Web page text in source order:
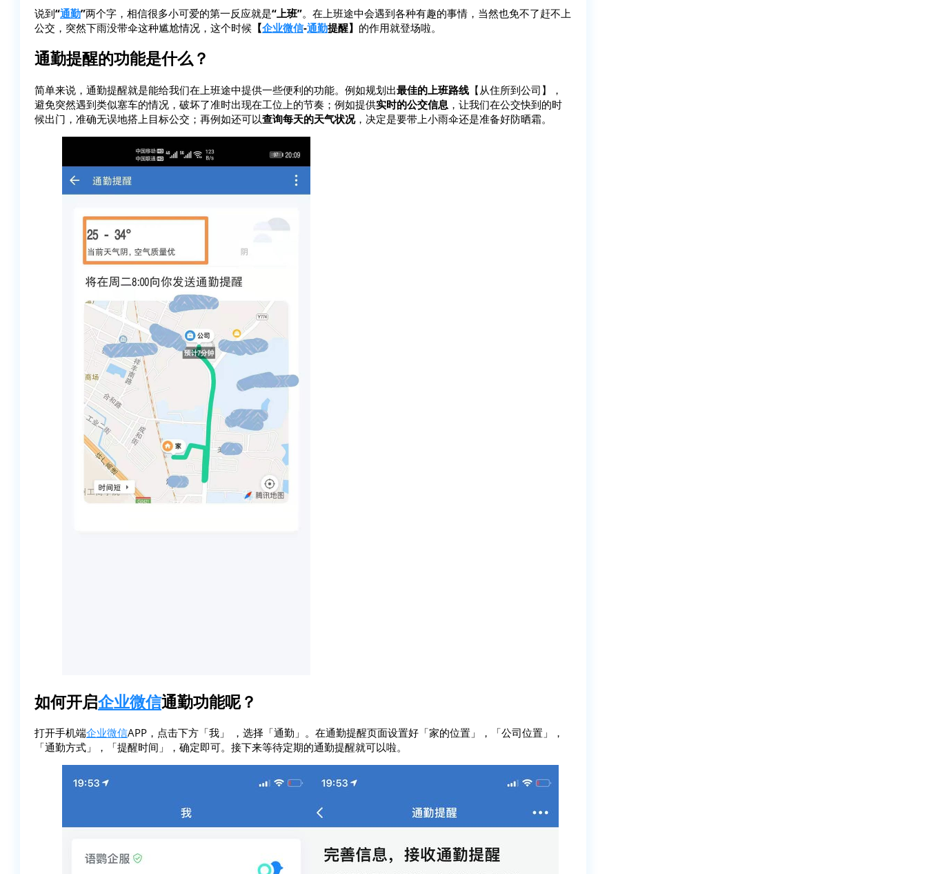
说到“通勤”两个字，相信很多小可爱的第一反应就是“上班”。在上班途中会遇到各种有趣的事情，当然也免不了赶不上
公交，突然下雨没带伞这种尴尬情况，这个时候 【企业微信-通勤提醒】 的作用就登场啦。
通勤提醒的功能是什么？
简单来说，通勤提醒就是能给我们在上班途中提供一些便利的功能。例如规划出最佳的上班路线 【从住所到公司】，
避免突然遇到类似塞车的情况，破坏了准时出现在工位上的节奏；例如提供实时的公交信息 ，让我们在公交快到的时
候出门，准确无误地搭上目标公交；再例如还可以查询每天的天气状况，决定是要带上小雨伞还是准备好防晒霜。
如何开启企业微信通勤功能呢？
打开手机端企业微信APP，点击下方「我」 ，选择「通勤」。在通勤提醒页面设置好「家的位置」，「公司位置」，
「通勤方式」，「提醒时间」，确定即可。接下来等待定期的通勤提醒就可以啦。